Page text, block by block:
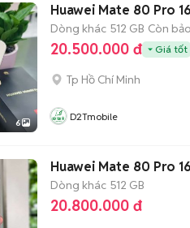
6
Huawei Mate 80 Pro
Dòng khác 512 GB Còn
20.500.000 đ Giá tốt
Tp Hồ Chí Minh
D2Tmobile
Huawei Mate 80 Pro
Dòng khác 512 GB
20.800.000 đ